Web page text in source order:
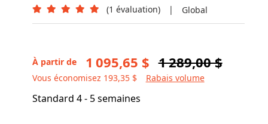
(1 évaluation) | Global
À partir de 1 095,65 $ 1 289,00 $
Vous économisez 193,35 $ Rabais volume
Standard 4 - 5 semaines